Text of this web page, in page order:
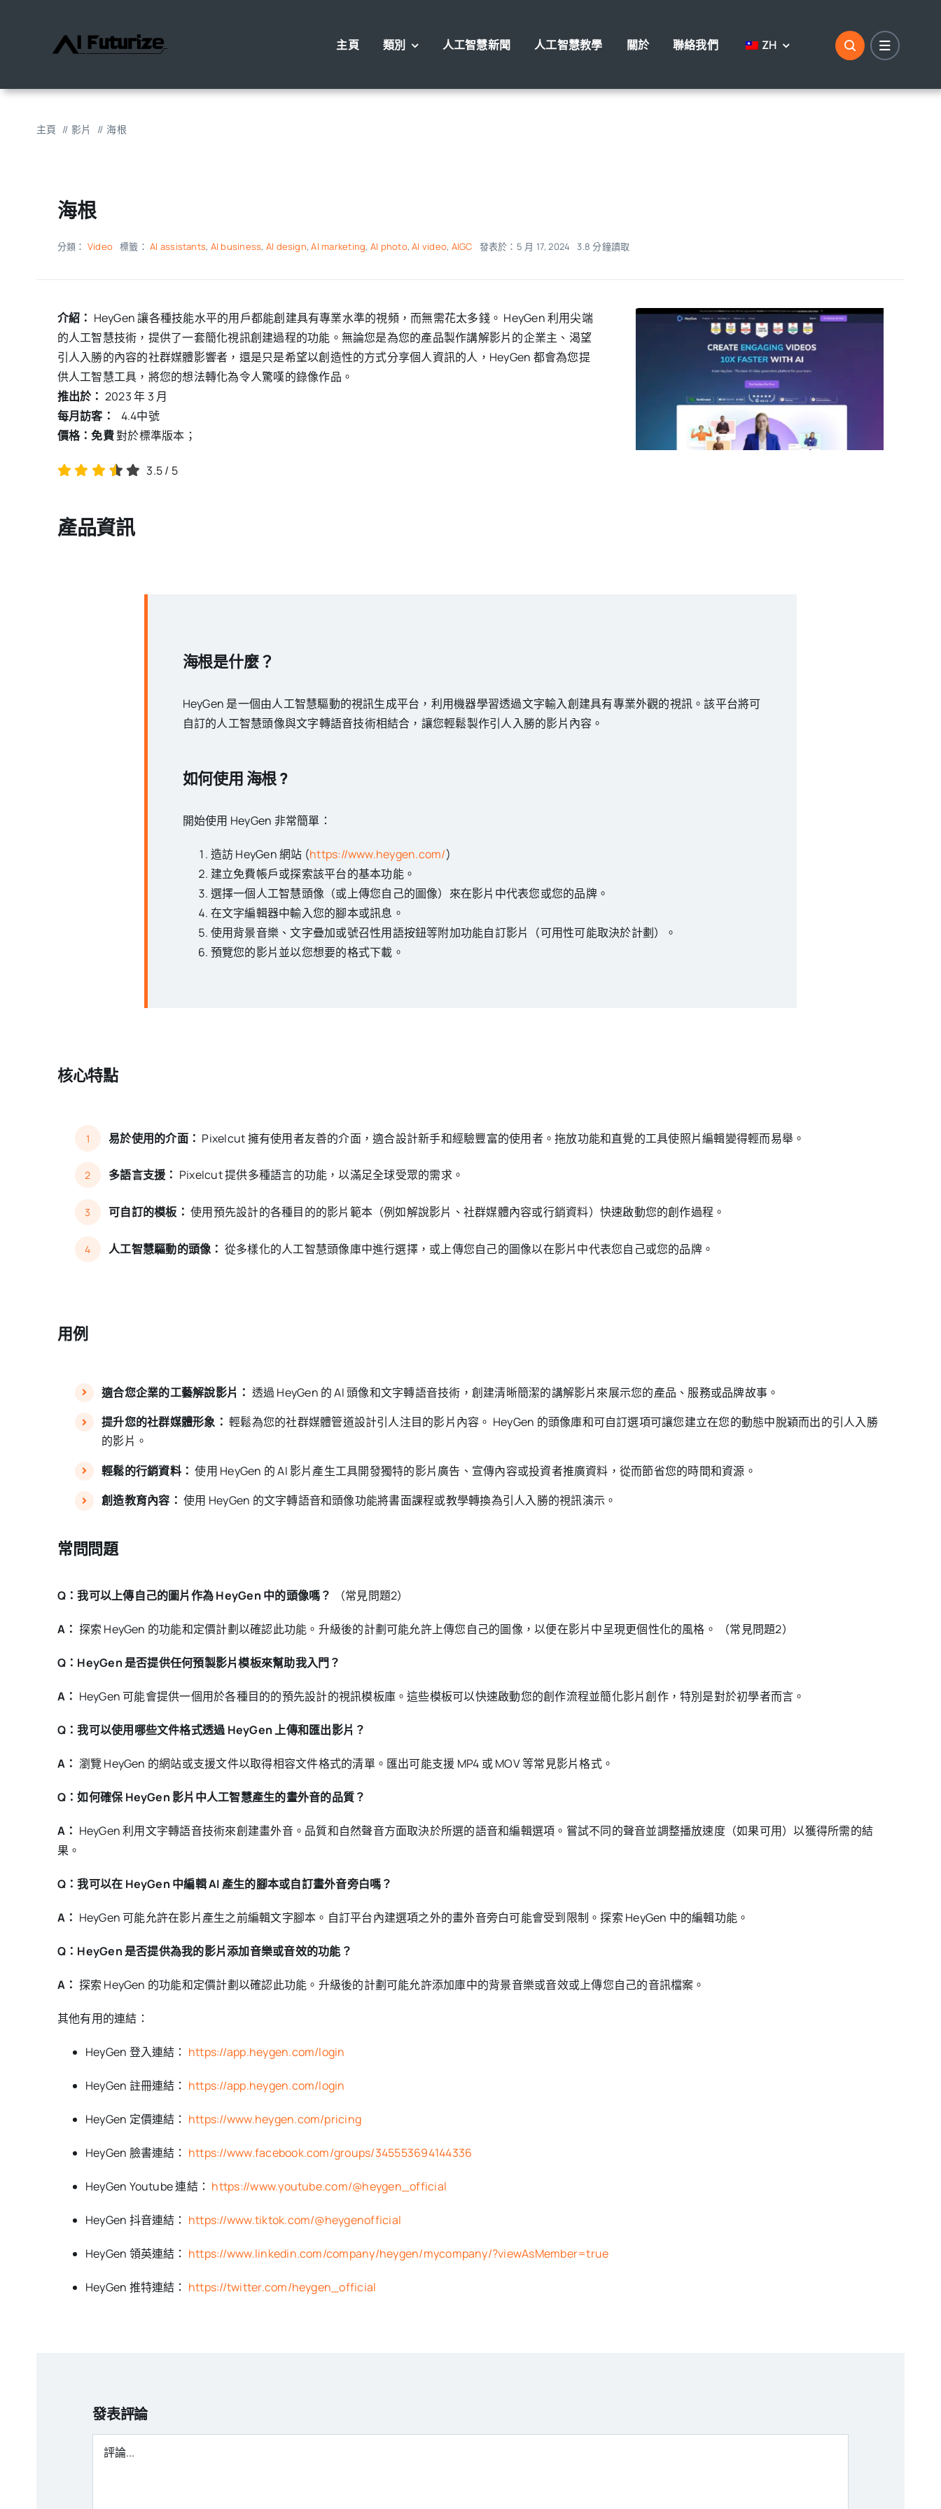
主頁 類別 人工智慧新聞 人工智慧教學 關於 聯絡我們 ZH
主頁 影片 海根
海根
分類： Video 標籤：AI assistants, AI business, AI design,AI marketing, AI photo,AI video, AIGC 發表於：5 月 17, 2024 3.8 分鐘讀取
介紹： HeyGen 讓各種技能水平的用戶都能創建具有專業水準的視頻，而無需花太多錢。 HeyGen 利用尖端
的人工智慧技術，提供了一套簡化視訊創建過程的功能。無論您是為您的產品製作講解影片的企業主、渴望
引人入勝的內容的社群媒體影響者，還是只是希望以創造性的方式分享個人資訊的人，HeyGen 都會為您提
供人工智慧工具，將您的想法轉化為令人驚嘆的錄像作品。
推出於： 2023 年 3 月
每月訪客：
4.4中號
價格：免費對於標準版本；
3.5/ 5
產品資訊
海根是什麼？
HeyGen 是一個由人工智慧驅動的視訊生成平台，利用機器學習透過文字輸入創建具有專業外觀的視訊。該平台將可
自訂的人工智慧頭像與文字轉語音技術相結合，讓您輕鬆製作引人入勝的影片內容。
如何使用 海根?
開始使用 HeyGen 非常簡單：
造訪 HeyGen 網站 (https://www.heygen.com/)
建立免費帳戶或探索該平台的基本功能。
選擇一個人工智慧頭像（或上傳您自己的圖像）來在影片中代表您或您的品牌。
在文字編輯器中輸入您的腳本或訊息。
使用背景音樂、文字疊加或號召性用語按鈕等附加功能自訂影片（可用性可能取決於計劃）。
預覽您的影片並以您想要的格式下載。
核心特點
1 易於使用的介面： Pixelcut 擁有使用者友善的介面，適合設計新手和經驗豐富的使用者。拖放功能和直覺的工具使照片編輯變得輕而易舉。
2 多語言支援： Pixelcut 提供多種語言的功能，以滿足全球受眾的需求。
3 可自訂的模板： 使用預先設計的各種目的的影片範本（例如解說影片、社群媒體內容或行銷資料）快速啟動您的創作過程。
4 人工智慧驅動的頭像： 從多樣化的人工智慧頭像庫中進行選擇，或上傳您自己的圖像以在影片中代表您自己或您的品牌。
用例
適合您企業的工藝解說影片： 透過 HeyGen 的 AI 頭像和文字轉語音技術，創建清晰簡潔的講解影片來展示您的產品、服務或品牌故事。
提升您的社群媒體形象： 輕鬆為您的社群媒體管道設計引人注目的影片內容。 HeyGen 的頭像庫和可自訂選項可讓您建立在您的動態中脫穎而出的引人入勝
的影片。
輕鬆的行銷資料： 使用 HeyGen 的 AI 影片產生工具開發獨特的影片廣告、宣傳內容或投資者推廣資料，從而節省您的時間和資源。
創造教育內容： 使用 HeyGen 的文字轉語音和頭像功能將書面課程或教學轉換為引人入勝的視訊演示。
常問問題
Q：我可以上傳自己的圖片作為 HeyGen 中的頭像嗎？ （常見問題2）
A： 探索 HeyGen 的功能和定價計劃以確認此功能。升級後的計劃可能允許上傳您自己的圖像，以便在影片中呈現更個性化的風格。 （常見問題2）
Q：HeyGen 是否提供任何預製影片模板來幫助我入門？
A： HeyGen 可能會提供一個用於各種目的的預先設計的視訊模板庫。這些模板可以快速啟動您的創作流程並簡化影片創作，特別是對於初學者而言。
Q：我可以使用哪些文件格式透過 HeyGen 上傳和匯出影片？
A： 瀏覽 HeyGen 的網站或支援文件以取得相容文件格式的清單。匯出可能支援 MP4 或 MOV 等常見影片格式。
Q：如何確保 HeyGen 影片中人工智慧產生的畫外音的品質？
A： HeyGen 利用文字轉語音技術來創建畫外音。品質和自然聲音方面取決於所選的語音和編輯選項。嘗試不同的聲音並調整播放速度（如果可用）以獲得所需的結
果。
Q：我可以在 HeyGen 中編輯 AI 產生的腳本或自訂畫外音旁白嗎？
A： HeyGen 可能允許在影片產生之前編輯文字腳本。自訂平台內建選項之外的畫外音旁白可能會受到限制。探索 HeyGen 中的編輯功能。
Q：HeyGen 是否提供為我的影片添加音樂或音效的功能？
A： 探索 HeyGen 的功能和定價計劃以確認此功能。升級後的計劃可能允許添加庫中的背景音樂或音效或上傳您自己的音訊檔案。
其他有用的連結：
HeyGen 登入連結： https://app.heygen.com/login
HeyGen 註冊連結： https://app.heygen.com/login
HeyGen 定價連結： https://www.heygen.com/pricing
HeyGen 臉書連結： https://www.facebook.com/groups/345553694144336
HeyGen Youtube 連結： https://www.youtube.com/@heygen_official
HeyGen 抖音連結： https://www.tiktok.com/@heygenofficial
HeyGen 領英連結： https://www.linkedin.com/company/heygen/mycompany/?viewAsMember=true
HeyGen 推特連結： https://twitter.com/heygen_official
發表評論